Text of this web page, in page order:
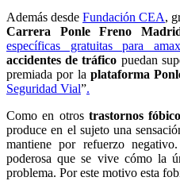
Además desde Fundación CEA,
Carrera Ponle Freno
específicas gratuitas para
accidentes de tráfico puedan
premiada por la plataforma
Seguridad Vial”.
Como en otros trastornos
produce en el sujeto una
mantiene por refuerzo
poderosa que se vive cómo la
problema. Por este motivo esta